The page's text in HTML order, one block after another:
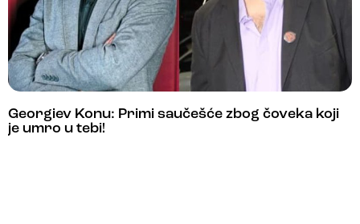
Georgiev Konu: Primi saučešće zbog čoveka koji
je umro u tebi!